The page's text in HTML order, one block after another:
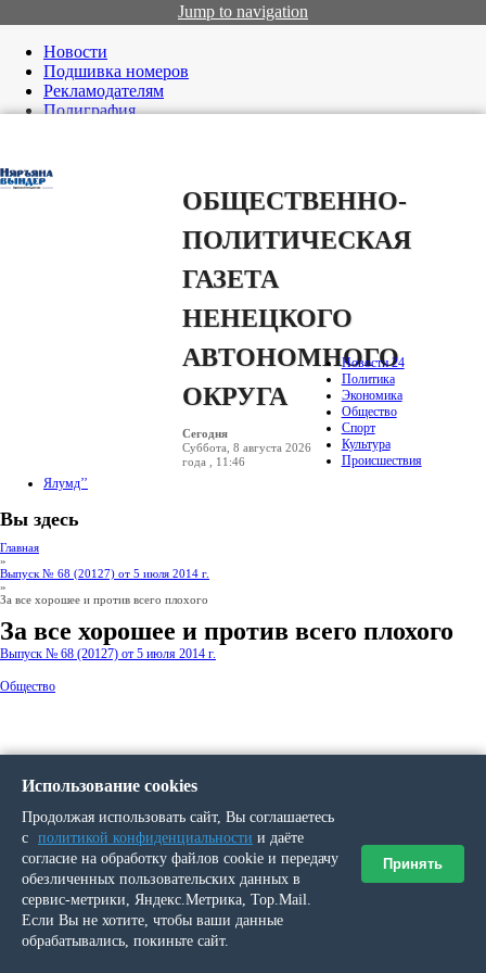
Jump to navigation
Новости
Подшивка номеров
Рекламодателям
Полиграфия
ОБЩЕСТВЕННО-
ПОЛИТИЧЕСКАЯ
ГАЗЕТА
НЕНЕЦКОГО
АВТОНОМНОГО
ОКРУГА
Сегодня
Суббота, 8 августа 2026
года , 11:46
Новости 24
Политика
Экономика
Общество
Спорт
Культура
Происшествия
Ялумд’’
Вы здесь
Главная
»
Выпуск № 68 (20127) от 5 июля 2014 г.
»
За все хорошее и против всего плохого
За все хорошее и против всего плохого
Выпуск № 68 (20127) от 5 июля 2014 г.
Общество
Использование cookies
Продолжая использовать сайт, Вы соглашаетесь
с политикой конфиденциальности и даёте
согласие на обработку файлов cookie и передачу
обезличенных пользовательских данных в
сервис-метрики, Яндекс.Метрика, Top.Mail.
Если Вы не хотите, чтобы ваши данные
обрабатывались, покиньте сайт.
Принять